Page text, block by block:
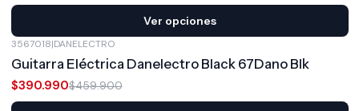
Ver opciones
3567018|DANELECTRO
Guitarra Eléctrica Danelectro Black 67Dano Blk
$390.990$459.900